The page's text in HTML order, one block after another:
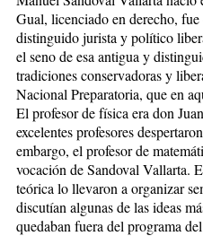
Gual, licenciado en derecho,
distinguido jurista y político
el seno de esa antigua y
tradiciones conservadoras y
Nacional Preparatoria, que en
El profesor de física era don
excelentes profesores
embargo, el profesor de
vocación de Sandoval Vallarta.
teórica lo llevaron a organizar
discutían algunas de las ideas
quedaban fuera del programa